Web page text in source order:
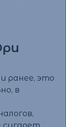
ранее, это
в